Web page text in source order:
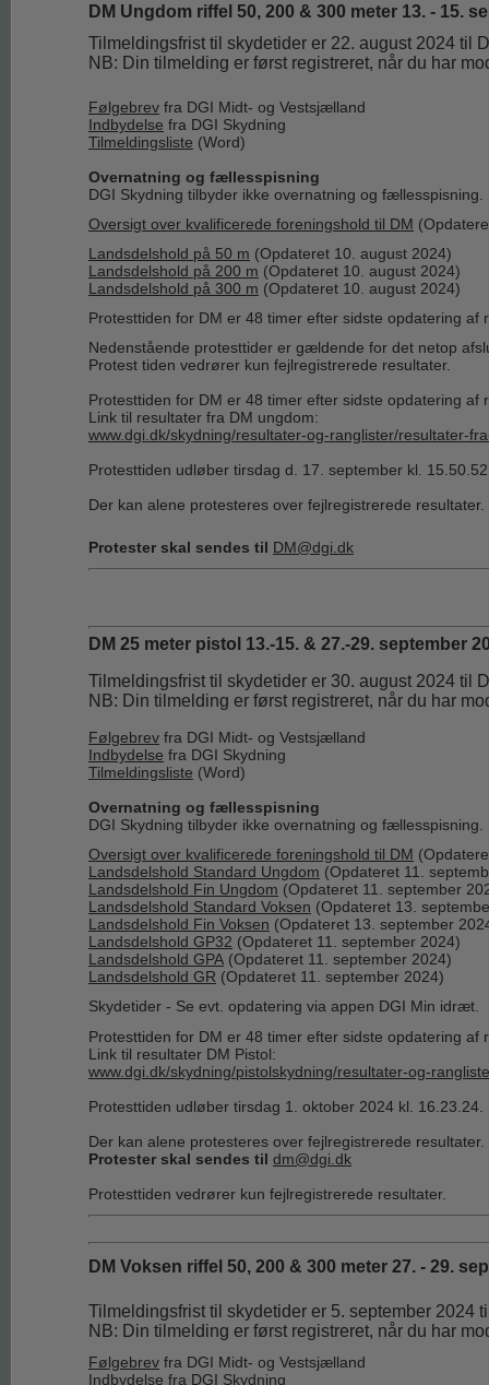
DM Ungdom riffel 50, 200 & 300 meter 13. - 15.
Tilmeldingsfrist til skydetider er 22. august 2024 til
NB: Din tilmelding er først registreret, når du har
Følgebrev fra DGI Midt- og Vestsjælland
Indbydelse fra DGI Skydning
Tilmeldingsliste (Word)
Overnatning og fællesspisning
DGI Skydning tilbyder ikke overnatning og
Oversigt over kvalificerede foreningshold til DM
Landsdelshold på 50 m (Opdateret 10. august 2024)
Landsdelshold på 200 m (Opdateret 10. august 2024)
Landsdelshold på 300 m (Opdateret 10. august 2024)
Protesttiden for DM er 48 timer efter sidste opdatering
Nedenstående protesttider er gældende for det netop
Protest tiden vedrører kun fejlregistrerede resultater.
Protesttiden for DM er 48 timer efter sidste opdatering af
Link til resultater fra DM ungdom:
www.dgi.dk/skydning/resultater-og-ranglister/resultater-
Protesttiden udløber tirsdag d. 17. september kl. 15.50.52
Der kan alene protesteres over fejlregistrerede resultater.
Protester skal sendes til DM@dgi.dk
DM 25 meter pistol 13.-15. & 27.-29. september
Tilmeldingsfrist til skydetider er 30. august 2024 til
NB: Din tilmelding er først registreret, når du har
Følgebrev fra DGI Midt- og Vestsjælland
Indbydelse fra DGI Skydning
Tilmeldingsliste (Word)
Overnatning og fællesspisning
DGI Skydning tilbyder ikke overnatning og
Oversigt over kvalificerede foreningshold til DM
Landsdelshold Standard Ungdom (Opdateret 11.
Landsdelshold Fin Ungdom (Opdateret 11. september
Landsdelshold Standard Voksen (Opdateret 13.
Landsdelshold Fin Voksen (Opdateret 13. september
Landsdelshold GP32 (Opdateret 11. september 2024)
Landsdelshold GPA (Opdateret 11. september 2024)
Landsdelshold GR (Opdateret 11. september 2024)
Skydetider - Se evt. opdatering via appen DGI Min idræt.
Protesttiden for DM er 48 timer efter sidste opdatering
Link til resultater DM Pistol:
www.dgi.dk/skydning/pistolskydning/resultater-og-
Protesttiden udløber tirsdag 1. oktober 2024 kl. 16.23.24.
Der kan alene protesteres over fejlregistrerede resultater.
Protester skal sendes til dm@dgi.dk
Protesttiden vedrører kun fejlregistrerede resultater.
DM Voksen riffel 50, 200 & 300 meter 27. - 29.
Tilmeldingsfrist til skydetider er 5. september
NB: Din tilmelding er først registreret, når du har
Følgebrev fra DGI Midt- og Vestsjælland
Indbydelse fra DGI Skydning